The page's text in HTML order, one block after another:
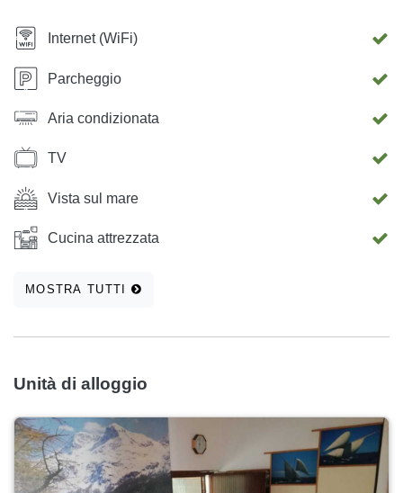
Internet (WiFi)
Parcheggio
Aria condizionata
TV
Vista sul mare
Cucina attrezzata
MOSTRA TUTTI
Unità di alloggio